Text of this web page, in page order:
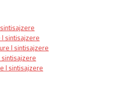
I sintisajzere
I sintisajzere
sintisajzere
I sintisajzere